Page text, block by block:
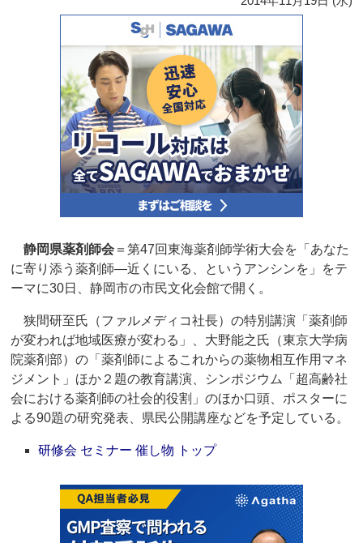
静岡県薬剤師会 ＝第47回東海薬剤師学術大会を「あなた
に寄り添う薬剤師―近くにいる、というアンシンを」をテ
ーマに30日、静岡市の市民文化会館で開く。
狭間研至氏（ファルメディコ社長）の特別講演「薬剤師
が変われば地域医療が変わる」、大野能之氏（東京大学病
院薬剤部）の「薬剤師によるこれからの薬物相互作用マネ
ジメント」ほか２題の教育講演、シンポジウム「超高齢社
会における薬剤師の社会的役割」のほか口頭、ポスターに
よる90題の研究発表、県民公開講座などを予定している。
研修会 セミナー 催し物 トップ